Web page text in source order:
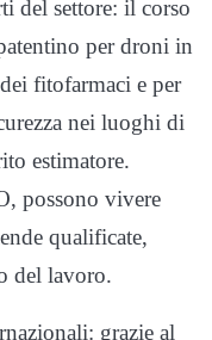
del settore: il corso
per droni in
fitofarmaci e per
nei luoghi di
estimatore.
possono vivere
qualificate,
del lavoro.
grazie al